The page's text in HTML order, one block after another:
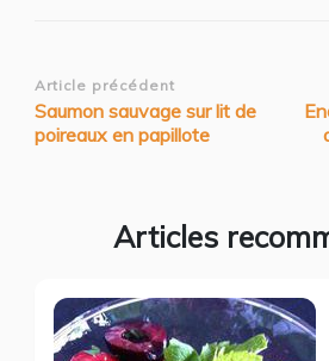
Navigation
d’article
Article précédent
Saumon sauvage sur lit de
poireaux en papillote
Articles